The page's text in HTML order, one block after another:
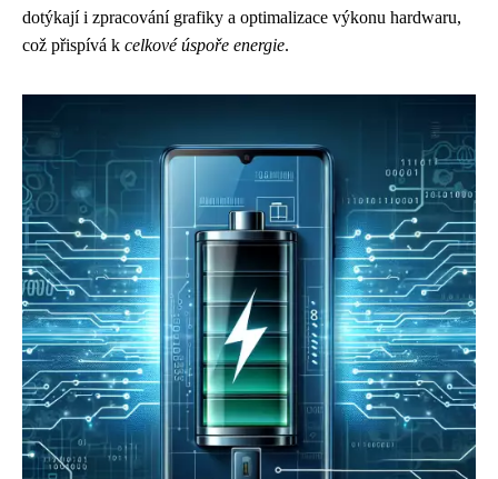
dotýkají i zpracování grafiky a optimalizace výkonu hardwaru,
což přispívá k celkové úspoře energie.